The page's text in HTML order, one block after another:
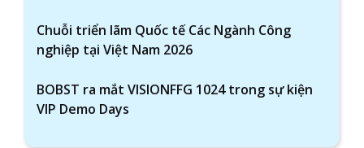
Chuỗi triển lãm Quốc tế Các Ngành Công
nghiệp tại Việt Nam 2026
BOBST ra mắt VISIONFFG 1024 trong sự kiện
VIP Demo Days